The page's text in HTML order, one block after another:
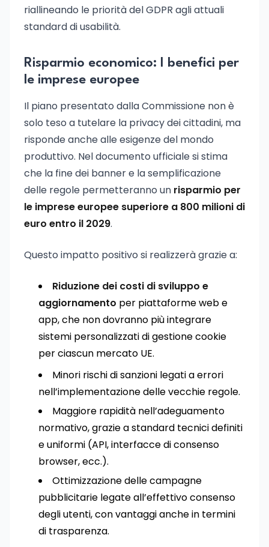
riallineando le priorità del GDPR agli attuali
standard di usabilità.
Risparmio economico: I benefici per
le imprese europee
Il piano presentato dalla Commissione non è
solo teso a tutelare la privacy dei cittadini, ma
risponde anche alle esigenze del mondo
produttivo. Nel documento ufficiale si stima
che la fine dei banner e la semplificazione
delle regole permetteranno un risparmio per
le imprese europee superiore a 800 milioni di
euro entro il 2029.
Questo impatto positivo si realizzerà grazie a:
Riduzione dei costi di sviluppo e
aggiornamento per piattaforme web e
app, che non dovranno più integrare
sistemi personalizzati di gestione cookie
per ciascun mercato UE.
Minori rischi di sanzioni legati a errori
nell’implementazione delle vecchie regole.
Maggiore rapidità nell’adeguamento
normativo, grazie a standard tecnici definiti
e uniformi (API, interfacce di consenso
browser, ecc.).
Ottimizzazione delle campagne
pubblicitarie legate all’effettivo consenso
degli utenti, con vantaggi anche in termini
di trasparenza.